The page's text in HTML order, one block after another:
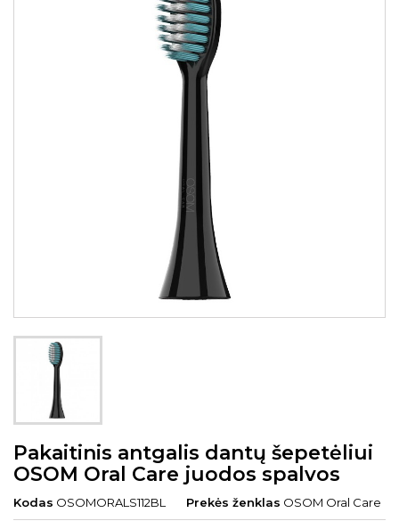
Pakaitinis antgalis dantų šepetėliui
OSOM Oral Care juodos spalvos
Kodas OSOMORALS112BL Prekės ženklas OSOM Oral Care